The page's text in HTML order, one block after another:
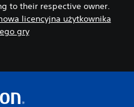
to their respective owner.
licencyjna użytkownika
gry